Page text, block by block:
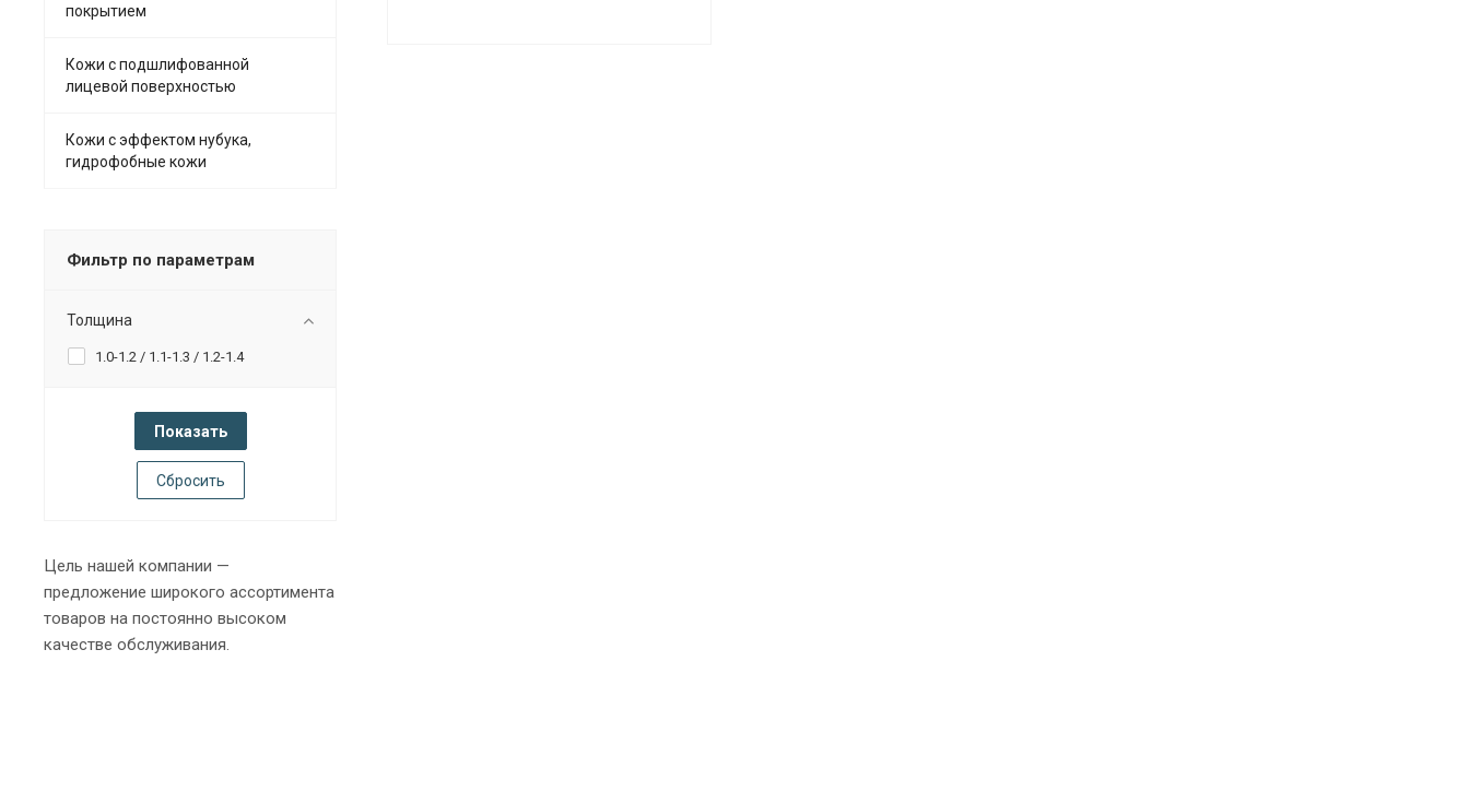
покрытием
Кожи с подшлифованной
лицевой поверхностью
Кожи с эффектом нубука,
гидрофобные кожи
Фильтр по параметрам
Толщина
1.0-1.2 / 1.1-1.3 / 1.2-1.4
Сбросить
Цель нашей компании —
предложение широкого ассортимента
товаров на постоянно высоком
качестве обслуживания.